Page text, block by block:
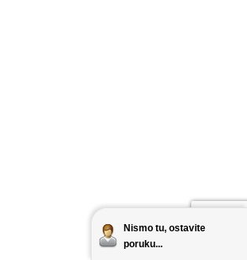
Nismo tu, ostavite
poruku...